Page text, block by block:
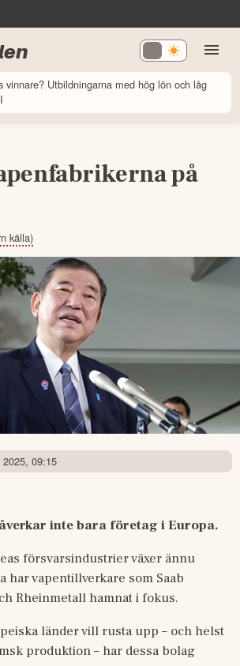
vinnare? Utbildningarna med hög lön och låg
på
källa)
09:15
inte bara företag i Europa.
försvarsindustrier växer ännu
har vapentillverkare som Saab
Rheinmetall hamnat i fokus.
länder vill rusta upp – och helst
produktion – har dessa bolag